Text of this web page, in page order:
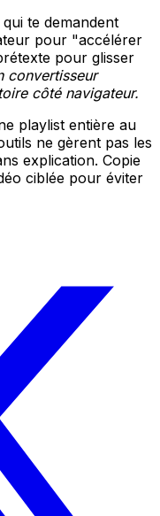
te demandent
pour "accélérer
pour glisser
convertisseur
côté navigateur.
playlist entière au
ne gèrent pas les
explication. Copie
ciblée pour éviter